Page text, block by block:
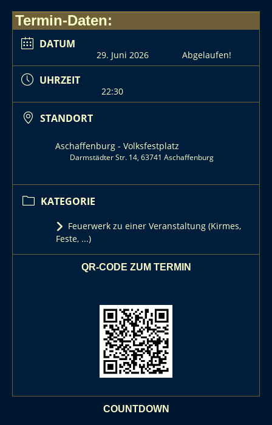
Termin-Daten:
DATUM
29. Juni 2026 Abgelaufen!
UHRZEIT
22:30
STANDORT
Aschaffenburg - Volksfestplatz
Darmstädter Str. 14, 63741 Aschaffenburg
KATEGORIE
Feuerwerk zu einer Veranstaltung (Kirmes,
Feste, ...)
QR-CODE ZUM TERMIN
COUNTDOWN